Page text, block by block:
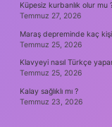
Küpesiz kurbanlık olur mu
Temmuz 27, 2026
Maraş depreminde kaç
Temmuz 25, 2026
Klavyeyi nasıl Türkçe
Temmuz 25, 2026
Kalay sağlıklı mı ?
Temmuz 23, 2026